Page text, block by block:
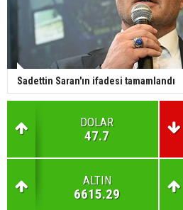
Sadettin Saran'ın ifadesi tamamlandı
DOLAR
47.7
ALTIN
6615.29